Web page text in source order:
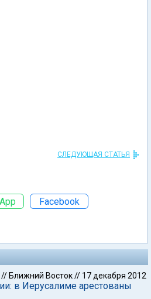
СЛЕДУЮЩАЯ СТАТЬЯ
Facebook
// Ближний Восток// 17 декабря 2012
в Иерусалиме арестованы